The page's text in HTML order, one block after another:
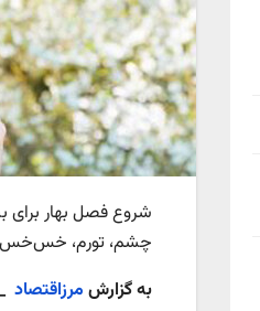
شروع فصل بهار برای
چشم، تورم، خس‌خس
به گزارش مرزاقتصاد